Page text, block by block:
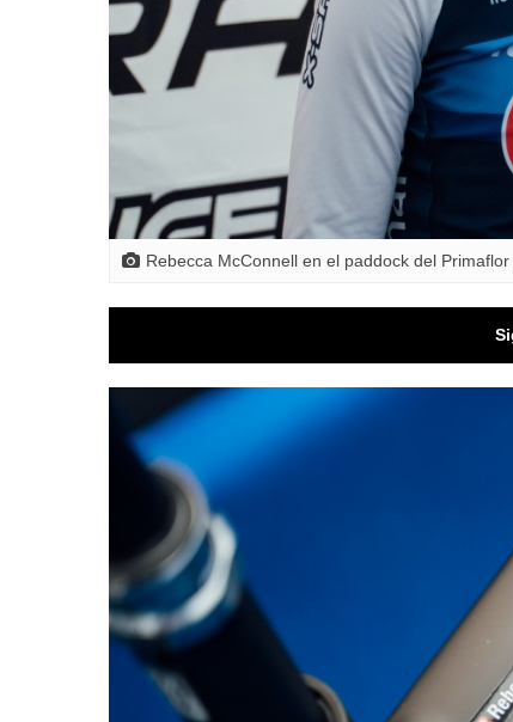
Rebecca McConnell en el paddock del